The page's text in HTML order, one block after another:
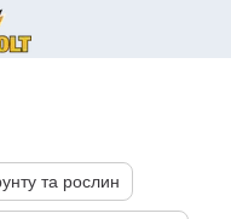
та рослин